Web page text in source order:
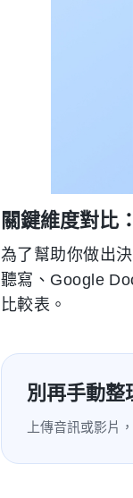
關鍵維度對比
為了幫助你做出
聽寫、Google
比較表。
別再手動整
上傳音訊或影片